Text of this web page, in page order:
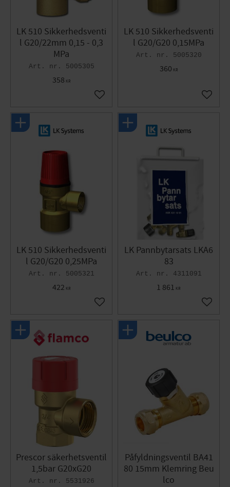
LK 510 Sikkerhedsventi
l G20/22mm 0,15 - 0,3
MPa
5005305
358 KR
Gem som favorit
LK 510 Sikkerhedsventi
l G20/G20 0,15MPa
5005320
360 KR
Gem
LK 510 Sikkerhedsventi
l G20/G20 0,25MPa
5005321
422 KR
Gem som favorit
LK Pannbytarsats LKA6
83
4311091
1 861 KR
Gem
Prescor säkerhetsventil
1,5bar G20xG20
5531926
Påfyldningsventil BA41
80 15mm Klemring Beu
lco